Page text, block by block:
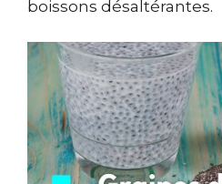
boissons désaltérantes.